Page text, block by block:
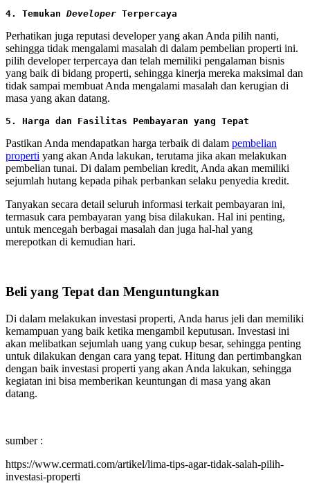
4. Temukan Developer Terpercaya
Perhatikan juga reputasi developer yang akan Anda pilih nanti,
sehingga tidak mengalami masalah di dalam pembelian properti ini.
pilih developer terpercaya dan telah memiliki pengalaman bisnis
yang baik di bidang properti, sehingga kinerja mereka maksimal dan
tidak sampai membuat Anda mengalami masalah dan kerugian di
masa yang akan datang.
5. Harga dan Fasilitas Pembayaran yang Tepat
Pastikan Anda mendapatkan harga terbaik di dalam pembelian
properti yang akan Anda lakukan, terutama jika akan melakukan
pembelian tunai. Di dalam pembelian kredit, Anda akan memiliki
sejumlah hutang kepada pihak perbankan selaku penyedia kredit.
Tanyakan secara detail seluruh informasi terkait pembayaran ini,
termasuk cara pembayaran yang bisa dilakukan. Hal ini penting,
untuk mencegah berbagai masalah dan juga hal-hal yang
merepotkan di kemudian hari.
Beli yang Tepat dan Menguntungkan
Di dalam melakukan investasi properti, Anda harus jeli dan memiliki
kemampuan yang baik ketika mengambil keputusan. Investasi ini
akan melibatkan sejumlah uang yang cukup besar, sehingga penting
untuk dilakukan dengan cara yang tepat. Hitung dan pertimbangkan
dengan baik investasi properti yang akan Anda lakukan, sehingga
kegiatan ini bisa memberikan keuntungan di masa yang akan
datang.
sumber :
https://www.cermati.com/artikel/lima-tips-agar-tidak-salah-pilih-
investasi-properti